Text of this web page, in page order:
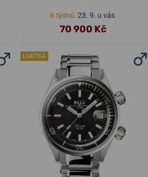
6 týdnů 23. 9. u vás
70 900 Kč
LIMITKA